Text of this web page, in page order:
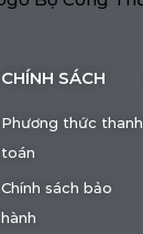
CHÍNH SÁCH
Phương thức thanh
toán
Chính sách bảo
hành